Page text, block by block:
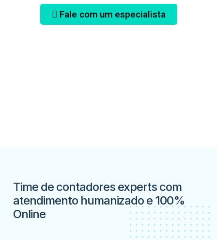
Fale com um especialista
Time de contadores experts com
atendimento humanizado e 100%
Online